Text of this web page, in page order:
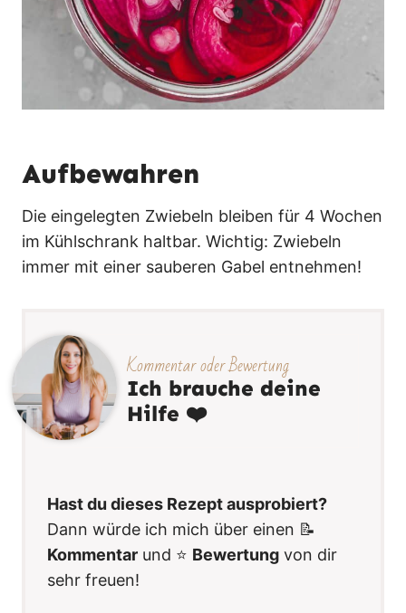
Aufbewahren
Die eingelegten Zwiebeln bleiben für 4 Wochen
im Kühlschrank haltbar. Wichtig: Zwiebeln
immer mit einer sauberen Gabel entnehmen!
Kommentar oder Bewertung
Ich brauche deine
Hilfe ❤️
Hast du dieses Rezept ausprobiert?
Dann würde ich mich über einen 📝
Kommentar und ⭐️ Bewertung von dir
sehr freuen!